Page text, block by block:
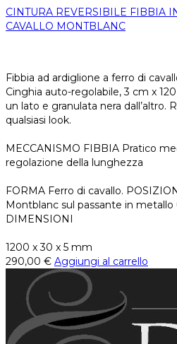
CINTURA REVERSIBILE FIBBIA
CAVALLO MONTBLANC
Fibbia ad ardiglione a ferro di
Cinghia auto-regolabile, 3 cm x
un lato e granulata nera dall’altro.
qualsiasi look.
MECCANISMO FIBBIA Pratico
regolazione della lunghezza
FORMA Ferro di cavallo.
Montblanc sul passante in metallo
DIMENSIONI
1200 x 30 x 5 mm
290,00 € Aggiungi al carrello